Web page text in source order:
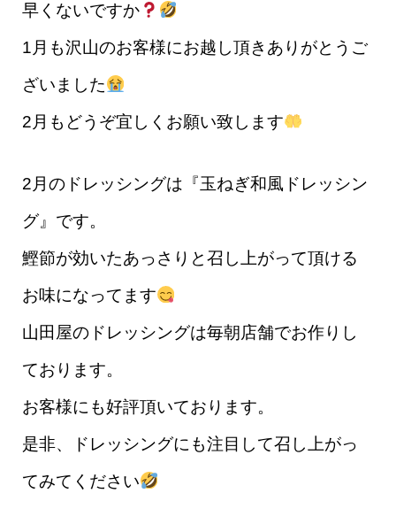
早くないですか
1月も沢山のお客様にお越し頂きありがとうご
ざいました
2月もどうぞ宜しくお願い致します
2月のドレッシングは『玉ねぎ和風ドレッシン
グ』です。
鰹節が効いたあっさりと召し上がって頂ける
お味になってます
山田屋のドレッシングは毎朝店舗でお作りし
ております。
お客様にも好評頂いております。
是非、ドレッシングにも注目して召し上がっ
てみてください